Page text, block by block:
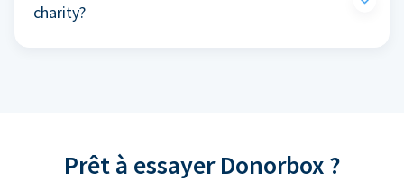
charity?
Prêt à essayer Donorbox ?